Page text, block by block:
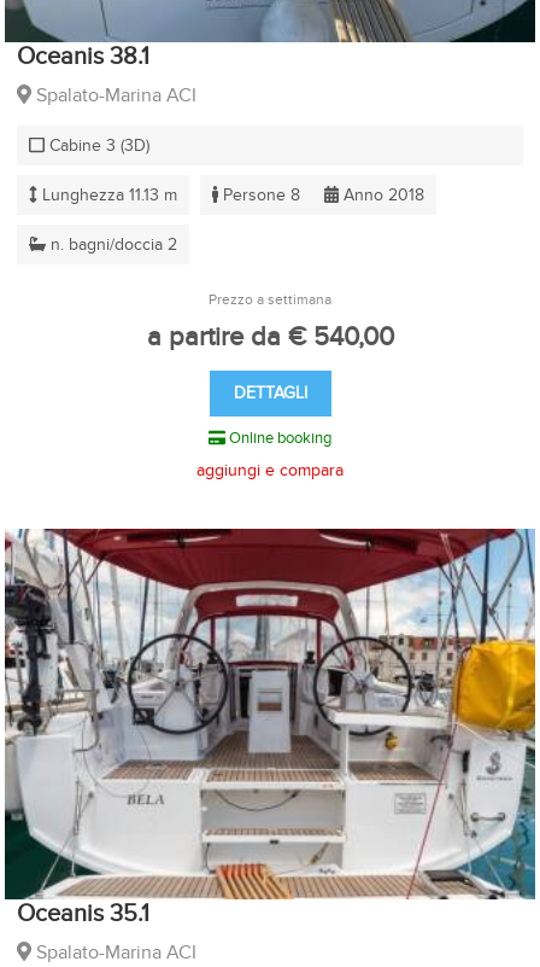
Oceanis 38.1
Spalato-Marina ACI
Cabine 3 (3D)
Lunghezza 11.13 m Persone 8 Anno 2018
n. bagni/doccia 2
Prezzo a settimana
a partire da € 540,00
DETTAGLI
Online booking
aggiungi e compara
Oceanis 35.1
Spalato-Marina ACI